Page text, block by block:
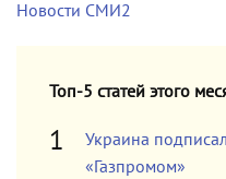
Новости СМИ2
Топ-5 статей этого
Украина
«Газпромом»